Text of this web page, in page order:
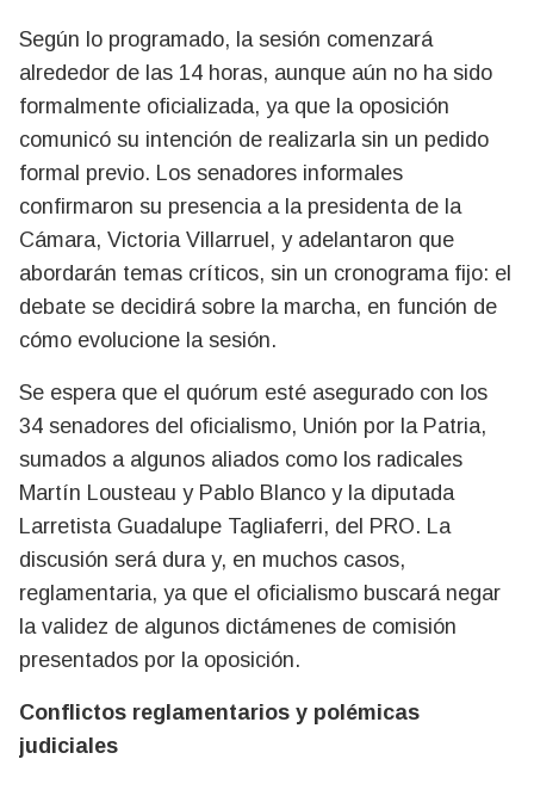
Según lo programado, la sesión comenzará
alrededor de las 14 horas, aunque aún no ha sido
formalmente oficializada, ya que la oposición
comunicó su intención de realizarla sin un pedido
formal previo. Los senadores informales
confirmaron su presencia a la presidenta de la
Cámara, Victoria Villarruel, y adelantaron que
abordarán temas críticos, sin un cronograma fijo: el
debate se decidirá sobre la marcha, en función de
cómo evolucione la sesión.
Se espera que el quórum esté asegurado con los
34 senadores del oficialismo, Unión por la Patria,
sumados a algunos aliados como los radicales
Martín Lousteau y Pablo Blanco y la diputada
Larretista Guadalupe Tagliaferri, del PRO. La
discusión será dura y, en muchos casos,
reglamentaria, ya que el oficialismo buscará negar
la validez de algunos dictámenes de comisión
presentados por la oposición.
Conflictos reglamentarios y polémicas
judiciales